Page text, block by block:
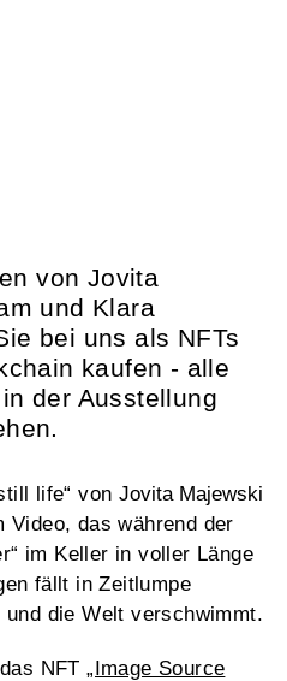
von Jovita
und Klara
bei uns als NFTs
kaufen - alle
der Ausstellung
life“ von Jovita Majewski
Video, das während der
im Keller in voller Länge
fällt in Zeitlumpe
die Welt verschwimmt.
NFT„Image Source